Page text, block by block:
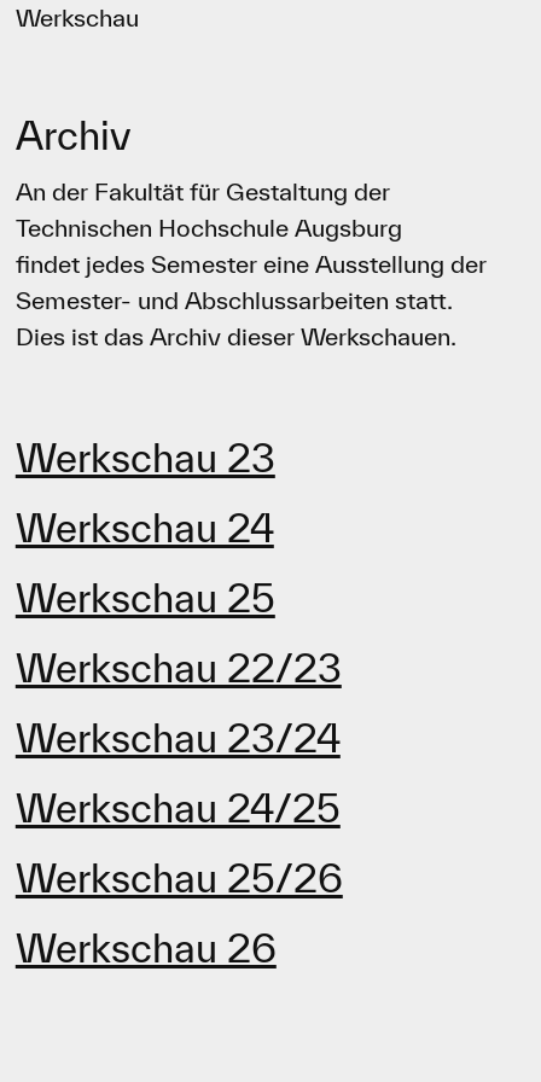
Werkschau
Archiv
An der Fakultät für Gestaltung der
Technischen Hochschule Augsburg
findet jedes Semester eine Ausstellung der
Semester- und Abschlussarbeiten statt.
Dies ist das Archiv dieser Werkschauen.
Werkschau 23
Werkschau 24
Werkschau 25
Werkschau 22/23
Werkschau 23/24
Werkschau 24/25
Werkschau 25/26
Werkschau 26